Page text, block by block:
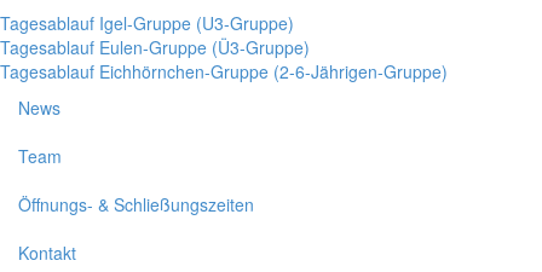
Tagesablauf Igel-Gruppe (U3-Gruppe)
Tagesablauf Eulen-Gruppe (Ü3-Gruppe)
Tagesablauf Eichhörnchen-Gruppe (2-6-Jährigen-Gruppe)
News
Team
Öffnungs- & Schließungszeiten
Kontakt